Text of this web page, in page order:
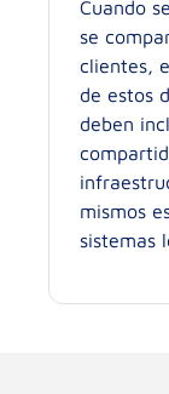
Cuando
se
clientes,
de estos
deben
mismos
sistemas